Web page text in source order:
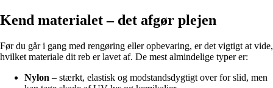
Kend materialet – det afgør plejen
Før du går i gang med rengøring eller opbevaring, er det vigtigt at vide,
hvilket materiale dit reb er lavet af. De mest almindelige typer er:
Nylon – stærkt, elastisk og modstandsdygtigt over for slid, men